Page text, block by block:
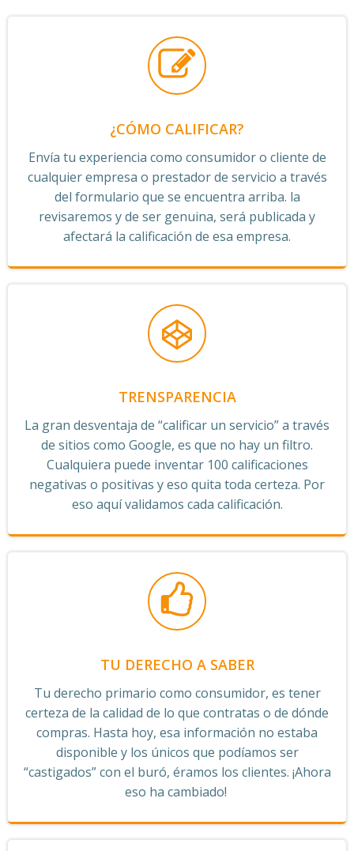
¿CÓMO CALIFICAR?
Envía tu experiencia como consumidor o cliente de
cualquier empresa o prestador de servicio a través
del formulario que se encuentra arriba. la
revisaremos y de ser genuina, será publicada y
afectará la calificación de esa empresa.
TRENSPARENCIA
La gran desventaja de “calificar un servicio” a través
de sitios como Google, es que no hay un filtro.
Cualquiera puede inventar 100 calificaciones
negativas o positivas y eso quita toda certeza. Por
eso aquí validamos cada calificación.
TU DERECHO A SABER
Tu derecho primario como consumidor, es tener
certeza de la calidad de lo que contratas o de dónde
compras. Hasta hoy, esa información no estaba
disponible y los únicos que podíamos ser
“castigados” con el buró, éramos los clientes. ¡Ahora
eso ha cambiado!